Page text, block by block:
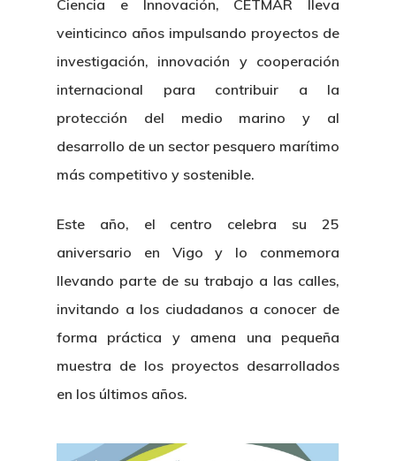
Ciencia e Innovación, CETMAR lleva
veinticinco años impulsando proyectos de
investigación, innovación y cooperación
internacional para contribuir a la
protección del medio marino y al
desarrollo de un sector pesquero marítimo
más competitivo y sostenible.
Este año, el centro celebra su 25
aniversario en Vigo y lo conmemora
llevando parte de su trabajo a las calles,
invitando a los ciudadanos a conocer de
forma práctica y amena una pequeña
muestra de los proyectos desarrollados
en los últimos años.